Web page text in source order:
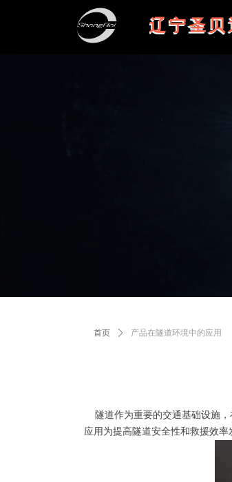
辽宁圣贝
隧道作为重要的交通基础设施，
应用为提高隧道安全性和救援效
首页 ꄲ 产品在隧道环境中的应用